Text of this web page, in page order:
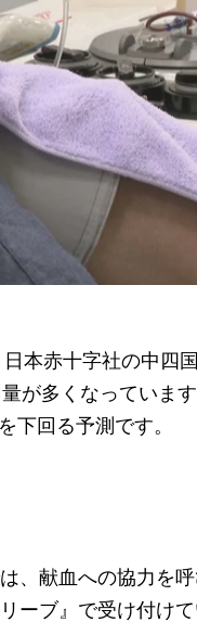
本赤十字社の中四
が多くなっていま
下回る予測です。
、献血への協力を
ーブ』で受け付けて